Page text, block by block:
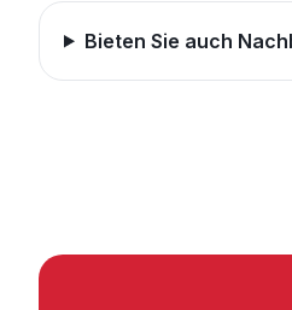
Bieten Sie auch